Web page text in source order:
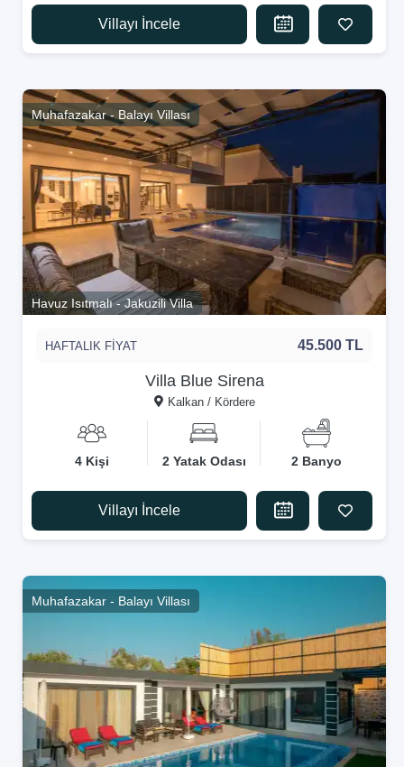
Villayı İncele
Muhafazakar - Balayı Villası
Havuz Isıtmalı - Jakuzili Villa
Villa Blue Sirena
Kalkan / Kördere
HAFTALIK FİYAT 45.500 TL
4 Kişi 2 Yatak Odası 2 Banyo
Villayı İncele
Muhafazakar - Balayı Villası